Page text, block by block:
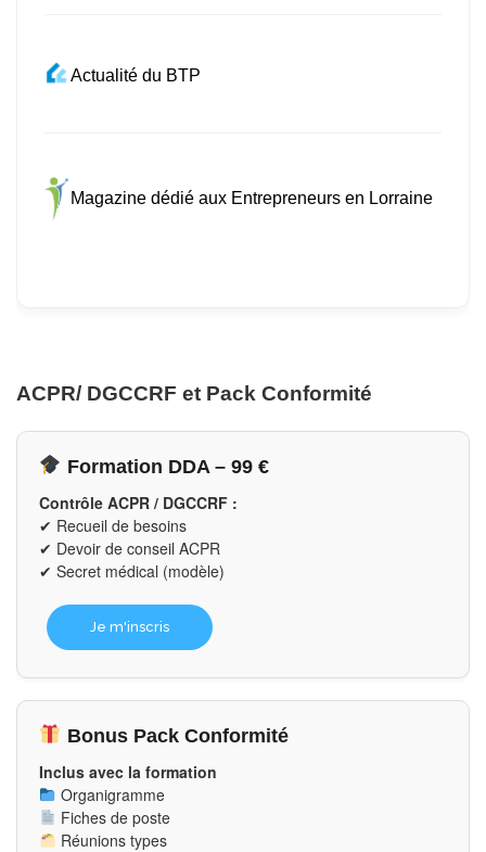
Actualité du BTP
Magazine dédié aux Entrepreneurs en Lorraine
ACPR/ DGCCRF et Pack Conformité
Formation DDA – 99 €
Contrôle ACPR / DGCCRF :
✔ Recueil de besoins
✔ Devoir de conseil ACPR
✔ Secret médical (modèle)
Je m'inscris
Bonus Pack Conformité
Inclus avec la formation
Organigramme
Fiches de poste
Réunions types